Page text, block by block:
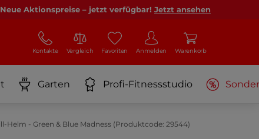
Neue Aktionspreise – jetzt verfügbar! Jetzt ansehen
Kontakte Vergleich Favoriten Anmelden Warenkorb
Garten Profi-Fitnessstudio
Helm - Green & Blue Madness (Produktcode: 29544)